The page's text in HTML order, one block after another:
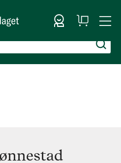
Logg inn
Handlekurv